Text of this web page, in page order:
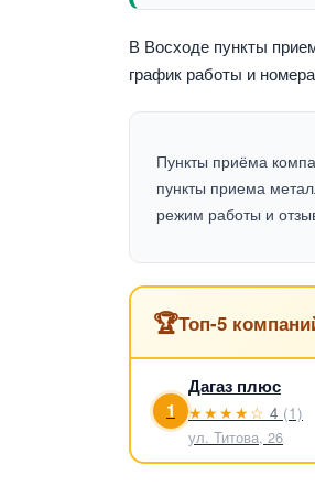
В Восходе пункты
график работы и
Пункты приёма
пункты приема
режим работы и
🏆Топ-5
1
Дагаз плюс
★★★★☆ 4 (1)
ул. Титова, 26